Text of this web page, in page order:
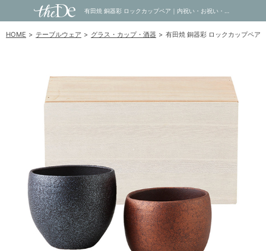
HOME テーブルウェア グラス・カップ・酒器 有田焼 銅器彩 ロックカップペア